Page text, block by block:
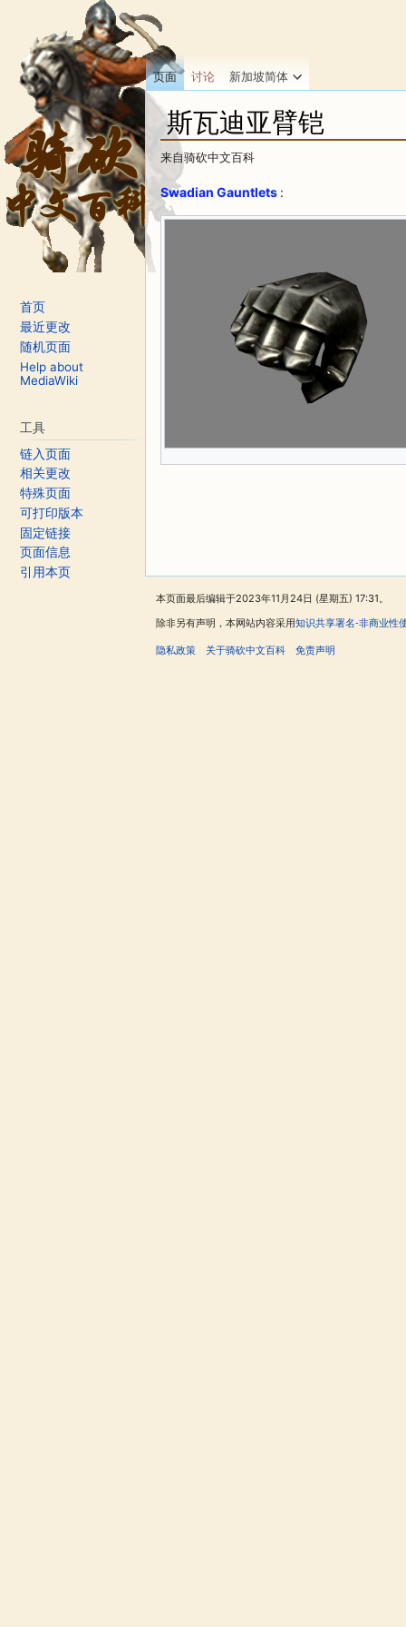
斯瓦迪亚臂铠
来自骑砍中文百科
跳转至：
Swadian Gauntlets :
页面 讨论 新加坡简体
首页
最近更改
随机页面
Help about
MediaWiki
工具
链入页面
相关更改
特殊页面
可打印版本
固定链接
页面信息
引用本页
本页面最后编辑于2023年11月24日 (星期五) 17:31。
除非另有声明，本网站内容采用知识共享署名-非商业性
隐私政策 关于骑砍中文百科 免责声明